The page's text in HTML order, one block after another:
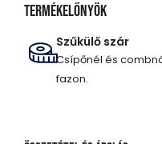
Termékelőnyök
Szűkülő szár
Csípőnél és
fazon.